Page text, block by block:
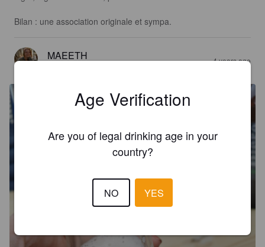
Bilan : une association originale et sympa.
MAEETH 4 years ago
Age Verification
Are you of legal drinking age in your
country?
NO YES